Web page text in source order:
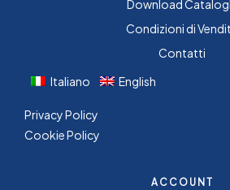
Download
Condizioni di
Contatti
Italiano
English
Privacy Policy
Cookie Policy
ACCOUNT